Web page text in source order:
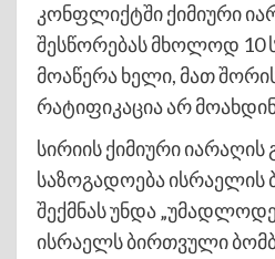
კონფლიქტში ქიმიური
შესწორებას მხოლოდ 10
მოაწერა ხელი, მათ
რატიფიკაცია არ
სირიის ქიმიური იარაღის
საზოგადოება
შექმნას უნდა
ისრაელს ბირთვული